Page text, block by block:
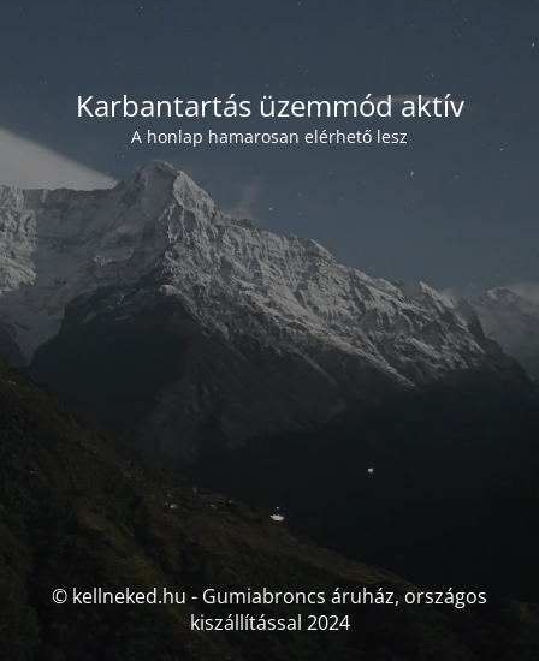
Karbantartás üzemmód aktív
A honlap hamarosan elérhető lesz
© kellneked.hu - Gumiabroncs áruház, országos
kiszállítással 2024